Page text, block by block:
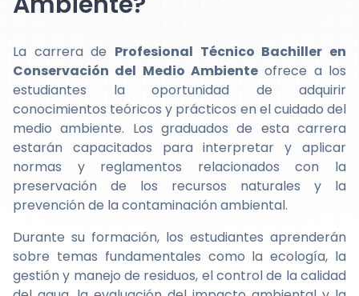
La carrera de Profesional Técnico Bachiller en
Conservación del Medio Ambiente ofrece a los
estudiantes la oportunidad de adquirir
conocimientos teóricos y prácticos en el cuidado del
medio ambiente. Los graduados de esta carrera
estarán capacitados para interpretar y aplicar
normas y reglamentos relacionados con la
preservación de los recursos naturales y la
prevención de la contaminación ambiental.
Durante su formación, los estudiantes aprenderán
sobre temas fundamentales como la ecología, la
gestión y manejo de residuos, el control de la calidad